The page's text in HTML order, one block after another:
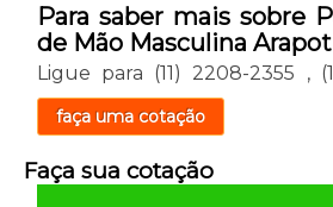
Para saber mais sobre
de Mão Masculina
Ligue para (11) 2208-2355 ,
faça uma cotação
Faça sua cotação